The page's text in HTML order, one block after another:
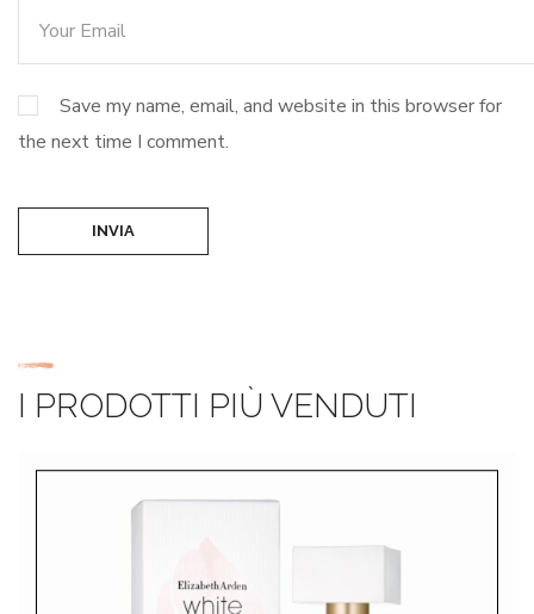
Save my name, email, and website in this browser for
the next time I comment.
INVIA
I PRODOTTI PIÙ VENDUTI